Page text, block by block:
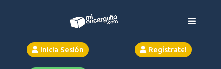
Inicia Sesión Regístrate!